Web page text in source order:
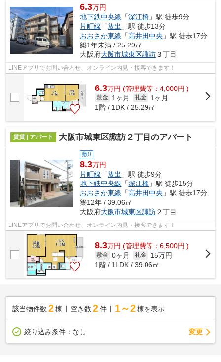
6.3万円
地下鉄中央線 「深江橋 」駅 徒歩9分
片町線 「放出 」駅 徒歩13分
おおさか東線 「高井田中央 」駅 徒歩17分
築1年未満 / 25.29㎡
大阪府大阪市城東区諏訪３丁目
LINEアプリでお問い合わせ、オンライン内見・接客できます！
6.3万円 (管理費等：4,000円 )
敷金 1ヶ月 礼金
1ヶ月
1階 / 1DK / 25.29㎡
賃貸 | アパート 大阪市城東区諏訪２丁目のアパート
敷0
8.3万円
片町線 「放出 」駅 徒歩9分
地下鉄中央線 「深江橋 」駅 徒歩15分
おおさか東線 「高井田中央 」駅 徒歩17分
築12年 / 39.06㎡
大阪府大阪市城東区諏訪２丁目
LINEアプリでお問い合わせ、オンライン内見・接客できます！
8.3万円 (管理費等：6,500円 )
敷金 0ヶ月 礼金
15万円
1階 / 1LDK / 39.06㎡
該当物件数 2棟 空き数 2 件 1～2 棟を表示
絞り込み条件： なし 変更